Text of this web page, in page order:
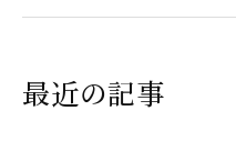
最近の記事